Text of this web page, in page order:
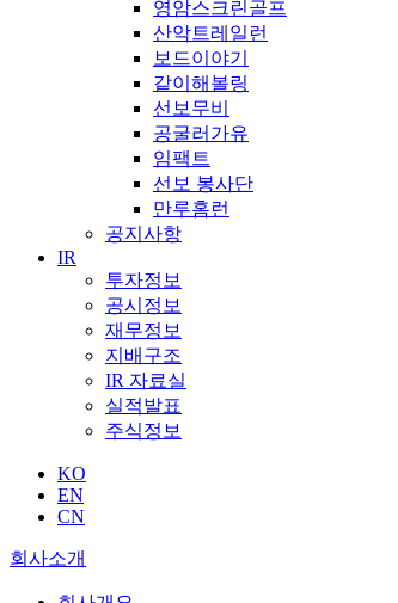
영암스크린골프
산악트레일런
보드이야기
같이해볼링
선보무비
공굴러가유
임팩트
선보 봉사단
만루홈런
공지사항
IR
투자정보
공시정보
재무정보
지배구조
IR 자료실
실적발표
주식정보
KO
EN
CN
회사소개